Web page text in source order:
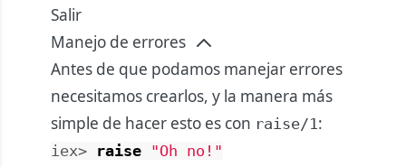
Salir
Manejo de errores
Antes de que podamos manejar errores
necesitamos crearlos, y la manera más
simple de hacer esto es con raise/1:
iex> raise "Oh no!"